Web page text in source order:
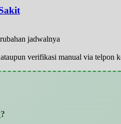
jadwalnya
verifikasi manual via telpon